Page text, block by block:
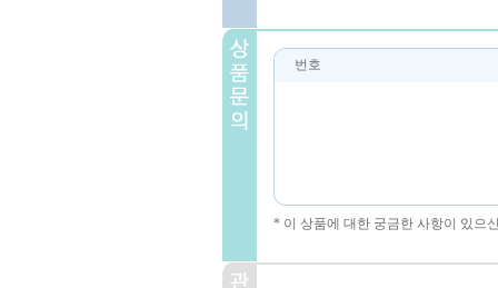
번호
* 이 상품에 대한 궁금한 사항이 있으